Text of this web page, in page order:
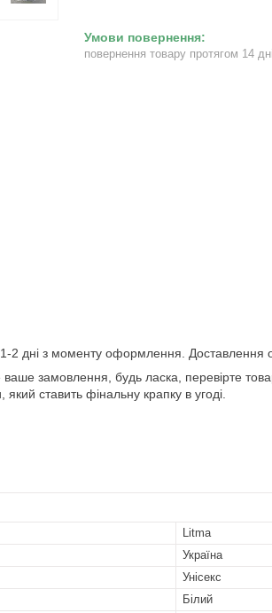
повернення товару протягом 14
2 дні з моменту оформлення. Доставлення
ваше замовлення, будь ласка, перевірте
ставить фінальну крапку в угоді.
Litma
Україна
Унісекс
Білий